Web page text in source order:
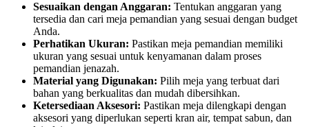
Sesuaikan dengan Anggaran: Tentukan anggaran yang
tersedia dan cari meja pemandian yang sesuai dengan budget
Anda.
Perhatikan Ukuran: Pastikan meja pemandian memiliki
ukuran yang sesuai untuk kenyamanan dalam proses
pemandian jenazah.
Material yang Digunakan: Pilih meja yang terbuat dari
bahan yang berkualitas dan mudah dibersihkan.
Ketersediaan Aksesori: Pastikan meja dilengkapi dengan
aksesori yang diperlukan seperti kran air, tempat sabun, dan